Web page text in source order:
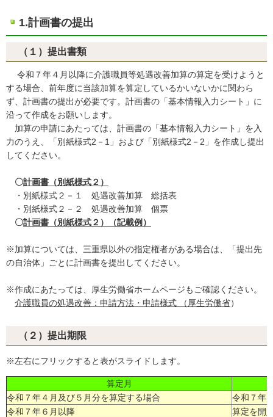
1.計画書の提出
（１）提出書類
令和７年４月以降に介護職員等処遇改善加算の算定を受けようと
する場合、前年度に当該加算を算定しているかいないかに関わら
ず、計画書の提出が必要です。計画書の「基本情報入力シート」に
沿って作成をお願いします。
加算の申請にあたっては、計画書の「基本情報入力シート」を入
力のうえ、「別紙様式2－1」および「別紙様式2－2」を作成し提出
してください。
〇計画書（別紙様式２）
・別紙様式２－１ 処遇改善加算 総括表
・別紙様式２－２ 処遇改善加算 個票
〇計画書（別紙様式２）（記載例）
※加算については、三重県以外の指定権者がある場合は、「提出先
の自治体」ごとに計画書を提出してください。
※作成にあたっては、厚生労働省ホームページもご確認ください。
介護職員の処遇改善：申請方法・申請様式 （厚生労働省）
（２）提出期限
※左右にフリックすると表がスライドします。
算定月
令和７年４月及び５月分を算定する場合
令和７年
令和７年６月以降
算定を開